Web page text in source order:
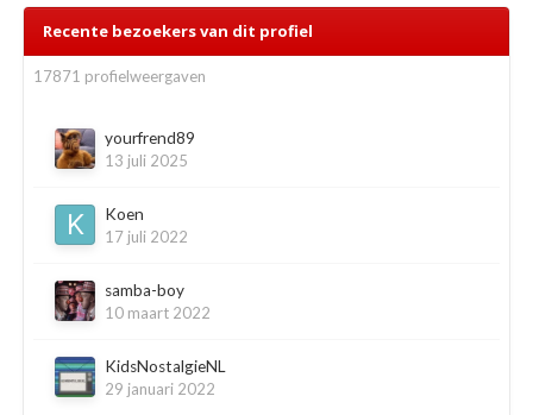
Recente bezoekers van dit profiel
17871 profielweergaven
yourfrend89
13 juli 2025
Koen
17 juli 2022
samba-boy
10 maart 2022
KidsNostalgieNL
29 januari 2022